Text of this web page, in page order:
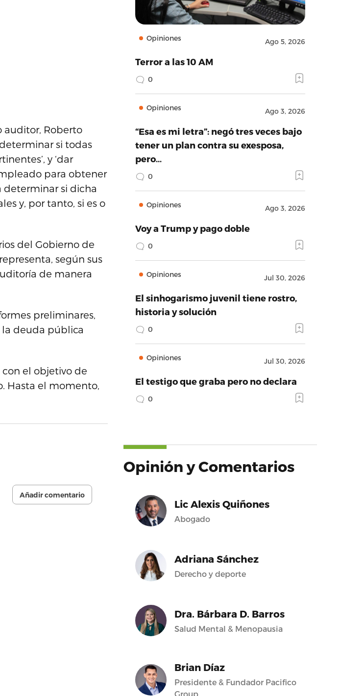
auditor, Roberto
si todas
y ‘dar
para obtener
determinar si dicha
y, por tanto, si es o
del Gobierno de
según sus
de manera
preliminares,
la deuda pública
con el objetivo de
Hasta el momento,
Añadir comentario
Opiniones Ago 5, 2026
Terror a las 10 AM
0
Opiniones Ago 3, 2026
“Esa es mi letra”: negó tres veces bajo
tener un plan contra su exesposa,
pero…
0
Opiniones Ago 3, 2026
Voy a Trump y pago doble
0
Opiniones Jul 30, 2026
El sinhogarismo juvenil tiene rostro,
historia y solución
0
Opiniones Jul 30, 2026
El testigo que graba pero no declara
0
Opinión y Comentarios
Lic Alexis Quiñones
Abogado
Adriana Sánchez
Derecho y deporte
Dra. Bárbara D. Barros
Salud Mental & Menopausia
Brian Díaz
Presidente & Fundador Pacifico
Group